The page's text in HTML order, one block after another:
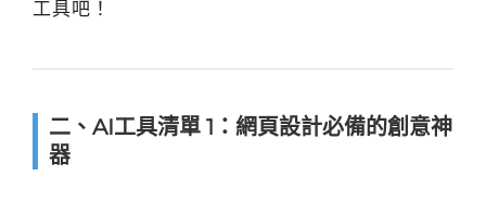
工具吧！
二、AI工具清單 1：網頁設計必備的創意神
器